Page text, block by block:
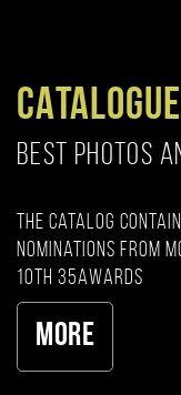
CATALOGUE
BEST PHOTOS
The catalog
nominations from
10th 35AWARDS
More